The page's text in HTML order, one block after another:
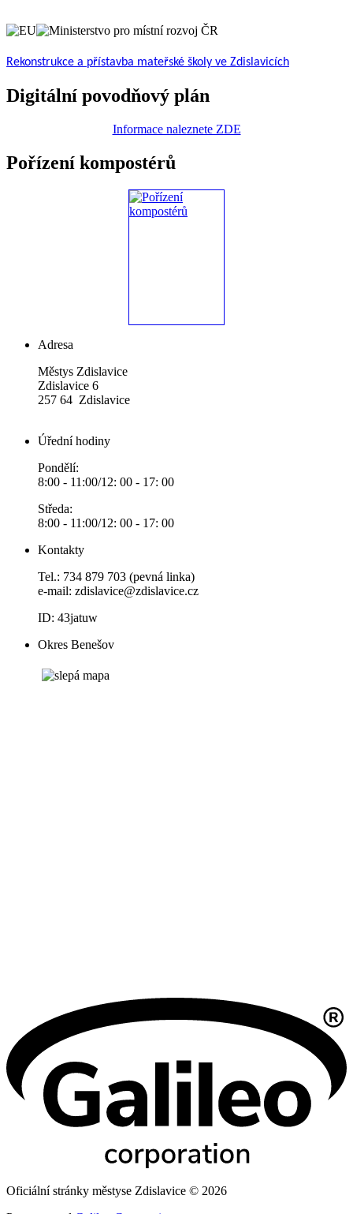
Rekonstrukce a přístavba mateřské školy ve Zdislavicích
Digitální povodňový plán
Informace naleznete ZDE
Pořízení kompostérů
Adresa
Městys Zdislavice
Zdislavice 6
257 64 Zdislavice
Úřední hodiny
Pondělí:
8:00 - 11:00/12: 00 - 17: 00
Středa:
8:00 - 11:00/12: 00 - 17: 00
Kontakty
Tel.: 734 879 703 (pevná linka)
e-mail: zdislavice@zdislavice.cz
ID: 43jatuw
Okres Benešov
Oficiální stránky městyse Zdislavice © 2026